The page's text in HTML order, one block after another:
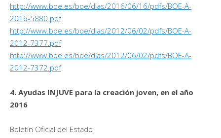
http://www.boe.es/boe/dias/2016/06/16/pdfs/BOE-A-
2016-5880.pdf
http://www.boe.es/boe/dias/2012/06/02/pdfs/BOE-A-
2012-7377.pdf
http://www.boe.es/boe/dias/2012/06/02/pdfs/BOE-A-
2012-7372.pdf
4. Ayudas INJUVE para la creación joven, en el año
2016
Boletín Oficial del Estado